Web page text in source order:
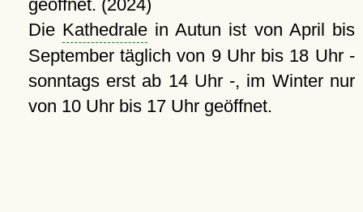
geöffnet. (2024)
Die Kathedralein Autun ist von April bis
September täglich von 9 Uhr bis 18 Uhr -
sonntags erst ab 14 Uhr -, im Winter nur
von 10 Uhr bis 17 Uhr geöffnet.